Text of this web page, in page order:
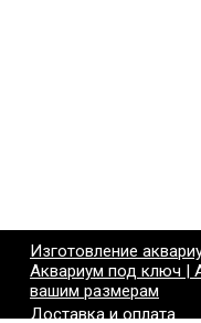
Изготовление
Аквариум под ключ |
вашим размерам
Доставка и оплата